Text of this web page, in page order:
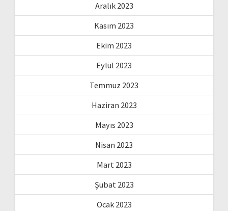
Aralık 2023
Kasım 2023
Ekim 2023
Eylül 2023
Temmuz 2023
Haziran 2023
Mayıs 2023
Nisan 2023
Mart 2023
Şubat 2023
Ocak 2023